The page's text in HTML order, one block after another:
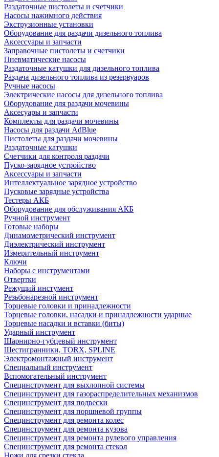
Раздаточные пистолеты и счетчики
Насосы нажимного действия
Экструзионные установки
Оборудование для раздачи дизельного топлива
Аксессуары и запчасти
Заправочные пистолеты и счетчики
Пневматические насосы
Раздаточные катушки для дизельного топлива
Раздача дизельного топлива из резервуаров
Ручные насосы
Электрические насосы для дизельного топлива
Оборудование для раздачи мочевины
Аксесуары и запчасти
Комплекты для раздачи мочевины
Насосы для раздачи AdBlue
Пистолеты для раздачи мочевины
Раздаточные катушки
Счетчики для контроля раздачи
Пуско-зарядное устройство
Аксессуары и запчасти
Интеллектуальное зарядное устройство
Пусковые зарядные устройства
Тестеры АКБ
Оборудование для обслуживания АКБ
Ручной инструмент
Готовые наборы
Динамометрический инструмент
Диэлектрический инструмент
Измерительный инструмент
Ключи
Наборы с инструментами
Отвертки
Режущий инстумент
Резьбонарезной инструмент
Торцевые головки и принадлежности
Торцевые головки, насадки и принадлежности ударные
Торцевые насадки и вставки (биты)
Ударный инструмент
Шарнирно-губцевый инструмент
Шестигранники, TORX, SPLINE
Электромонтажный инструмент
Специальный инструмент
Вспомогательный инструмент
Специнструмент для выхлопной системы
Специнструмент для газораспределительных механизмов
Специнструмент для подвески
Специнструмент для поршневой группы
Специнструмент для ремонта колес
Специнструмент для ремонта кузова
Специнструмент для ремонта рулевого управления
Специнструмент для ремонта стекол
Ножи для срезки стекла